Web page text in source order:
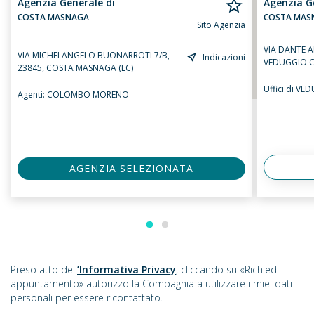
COSTA MASNAGA
Sito Agenzia
VIA MICHELANGELO BUONARROTI 7/B,
23845, COSTA MASNAGA (LC)
Indicazioni
Agenti: COLOMBO MORENO
AGENZIA SELEZIONATA
COSTA
VIA DANTE
VEDUGGIO
Uffici di
Preso atto dell’Informativa Privacy, cliccando su «Richiedi
appuntamento» autorizzo la Compagnia a utilizzare i miei dati
personali per essere ricontattato.